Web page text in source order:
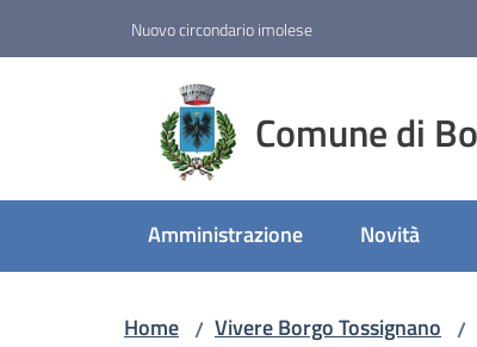
Nuovo circondario imolese
Comune di
Amministrazione Novità
Home / Vivere Borgo Tossignano /